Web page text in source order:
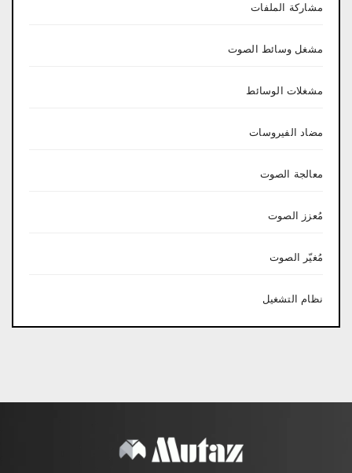
مشاركة الملفات
مشغل وسائط الصوت
مشغلات الوسائط
مضاد الفيروسات
معالجة الصوت
مُعزز الصوت
مُغيّر الصوت
نظام التشغيل